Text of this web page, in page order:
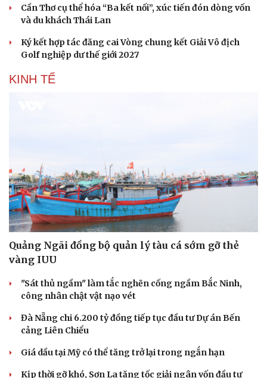
Cần Thơ cụ thể hóa “Ba kết nối”, xúc tiến đón dòng vốn
và du khách Thái Lan
Ký kết hợp tác đăng cai Vòng chung kết Giải Vô địch
Golf nghiệp dư thế giới 2027
KINH TẾ
Quảng Ngãi đồng bộ quản lý tàu cá sớm gỡ thẻ
vàng IUU
"Sát thủ ngầm" làm tắc nghẽn cống ngầm Bắc Ninh,
công nhân chật vật nạo vét
Đà Nẵng chi 6.200 tỷ đồng tiếp tục đầu tư Dự án Bến
cảng Liên Chiểu
Giá dầu tại Mỹ có thể tăng trở lại trong ngắn hạn
Kịp thời gỡ khó, Sơn La tăng tốc giải ngân vốn đầu tư